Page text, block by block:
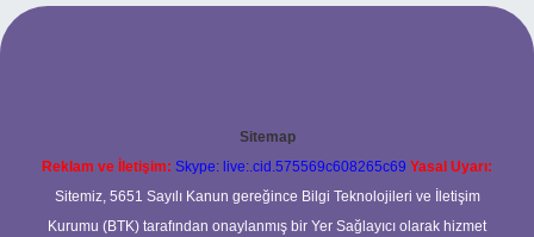
Sitemap
Reklam ve İletişim: Skype: live:.cid.575569c608265c69 Yasal Uyarı:
Sitemiz, 5651 Sayılı Kanun gereğince Bilgi Teknolojileri ve İletişim
Kurumu (BTK) tarafından onaylanmış bir Yer Sağlayıcı olarak hizmet